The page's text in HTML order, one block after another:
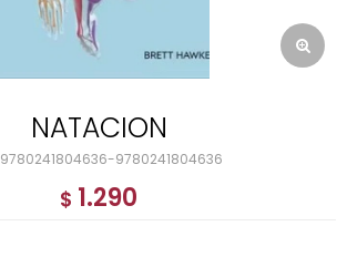
NATACION
9780241804636-9780241804636
$ 1.290